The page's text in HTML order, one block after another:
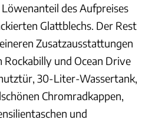
des Aufpreises
Glattblechs. Der Rest
Zusatzausstattungen
Rockabilly und Ocean Drive
30-Liter-Wassertank,
Chromradkappen,
und